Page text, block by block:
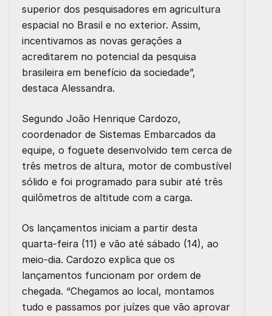
superior dos pesquisadores em agricultura
espacial no Brasil e no exterior. Assim,
incentivamos as novas gerações a
acreditarem no potencial da pesquisa
brasileira em benefício da sociedade”,
destaca Alessandra.
Segundo João Henrique Cardozo,
coordenador de Sistemas Embarcados da
equipe, o foguete desenvolvido tem cerca de
três metros de altura, motor de combustível
sólido e foi programado para subir até três
quilômetros de altitude com a carga.
Os lançamentos iniciam a partir desta
quarta-feira (11) e vão até sábado (14), ao
meio-dia. Cardozo explica que os
lançamentos funcionam por ordem de
chegada. “Chegamos ao local, montamos
tudo e passamos por juízes que vão aprovar